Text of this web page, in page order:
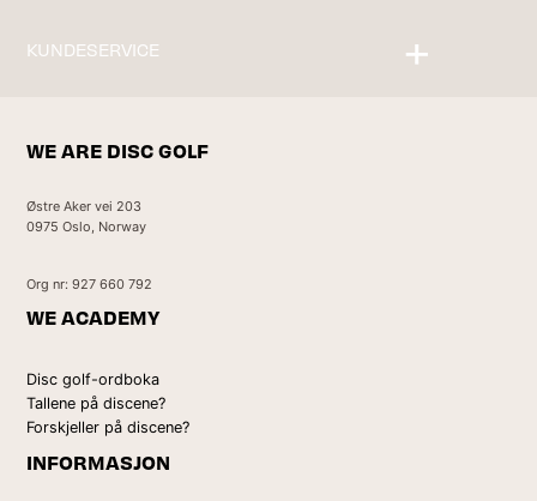
KUNDESERVICE
WE ARE DISC GOLF
Østre Aker vei 203
0975 Oslo, Norway
Org nr: 927 660 792
WE ACADEMY
Disc golf-ordboka
Tallene på discene?
Forskjeller på discene?
INFORMASJON